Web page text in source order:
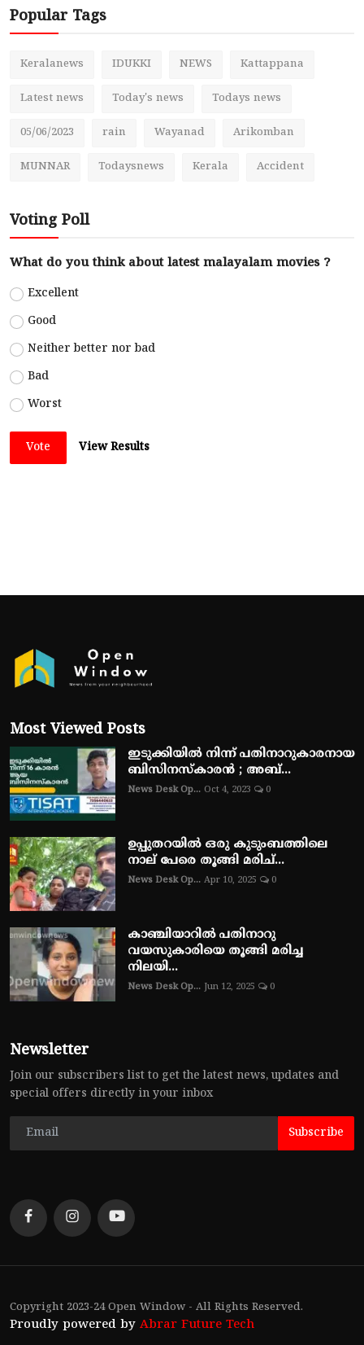
Popular Tags
Keralanews IDUKKI NEWS Kattappana
Latest news Today's news Todays news
05/06/2023 rain Wayanad Arikomban
MUNNAR Todaysnews Kerala Accident
Voting Poll
What do you think about latest malayalam movies ?
Excellent
Good
Neither better nor bad
Bad
Worst
Vote View Results
Most Viewed Posts
ഇടുക്കിയിൽ നിന്ന് പതിനാറുകാരനായ
ബിസിനസ്‌കാരൻ ; അബ്...
News Desk Op... Oct 4, 2023 0
ഉപ്പുതറയിൽ ഒരു കുടുംബത്തിലെ
നാല് പേരെ തൂങ്ങി മരിച്...
News Desk Op... Apr 10, 2025 0
കാഞ്ചിയാറിൽ പതിനാറു
വയസുകാരിയെ തൂങ്ങി മരിച്ച
നിലയി...
News Desk Op... Jun 12, 2025 0
Newsletter
Join our subscribers list to get the latest news, updates and
special offers directly in your inbox
Subscribe
Copyright 2023-24 Open Window - All Rights Reserved.
Proudly powered by Abrar Future Tech